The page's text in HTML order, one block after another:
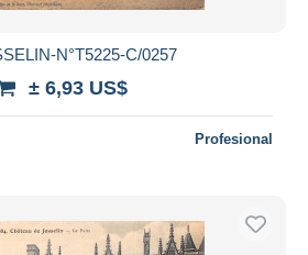
N°T5225-C/0257
± 6,93 US$
Profesional